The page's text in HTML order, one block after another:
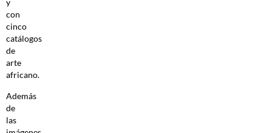
y
con
cinco
catálogos
de
arte
africano.
Además
de
las